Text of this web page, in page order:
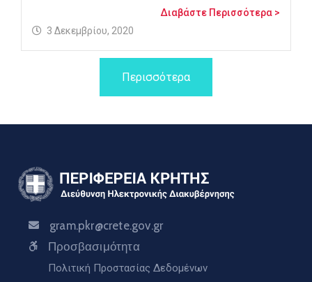
Διαβάστε Περισσότερα >
3 Δεκεμβρίου, 2020
Περισσότερα
gram.pkr@crete.gov.gr
Προσβασιμότητα
Πολιτική Προστασίας Δεδομένων